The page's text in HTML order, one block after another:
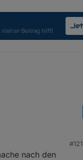
#121
nach den